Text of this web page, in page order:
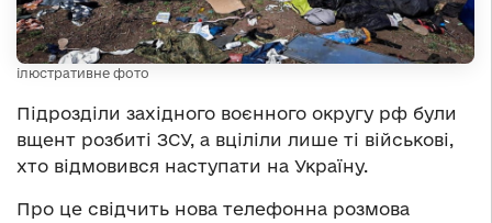
ілюстративне фото
Підрозділи західного воєнного округу рф були
вщент розбиті ЗСУ, а вціліли лише ті військові,
хто відмовився наступати на Україну.
Про це свідчить нова телефонна розмова